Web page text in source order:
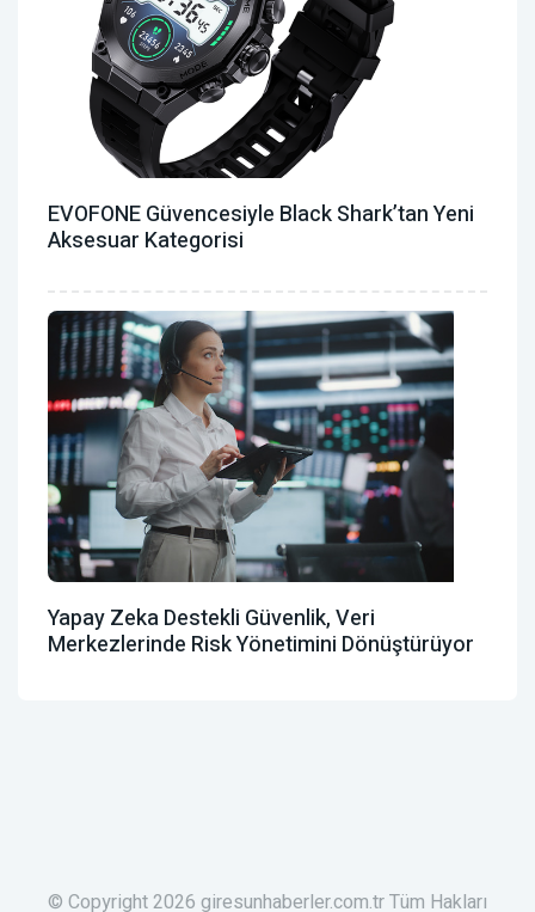
EVOFONE Güvencesiyle Black Shark’tan Yeni
Aksesuar Kategorisi
Yapay Zeka Destekli Güvenlik, Veri
Merkezlerinde Risk Yönetimini Dönüştürüyor
© Copyright 2026 giresunhaberler.com.tr Tüm Hakları